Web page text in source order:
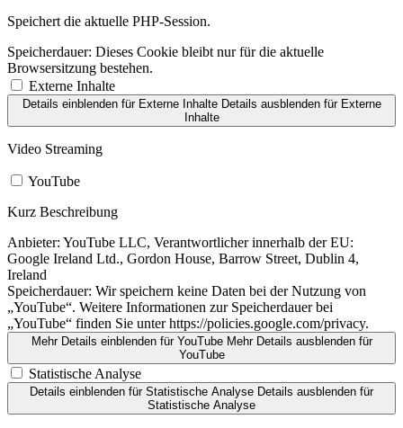
Speichert die aktuelle PHP-Session.
Speicherdauer: Dieses Cookie bleibt nur für die aktuelle
Browsersitzung bestehen.
Externe Inhalte
Details einblendenfür Externe Inhalte Details ausblendenfür Externe
Inhalte
Video Streaming
YouTube
Kurz Beschreibung
Anbieter: YouTube LLC, Verantwortlicher innerhalb der EU:
Google Ireland Ltd., Gordon House, Barrow Street, Dublin 4,
Ireland
Speicherdauer: Wir speichern keine Daten bei der Nutzung von
„YouTube“. Weitere Informationen zur Speicherdauer bei
„YouTube“ finden Sie unter https://policies.google.com/privacy.
Mehr Details einblendenfür YouTube Mehr Details ausblendenfür
YouTube
Statistische Analyse
Details einblenden für Statistische Analyse Details ausblenden für
Statistische Analyse